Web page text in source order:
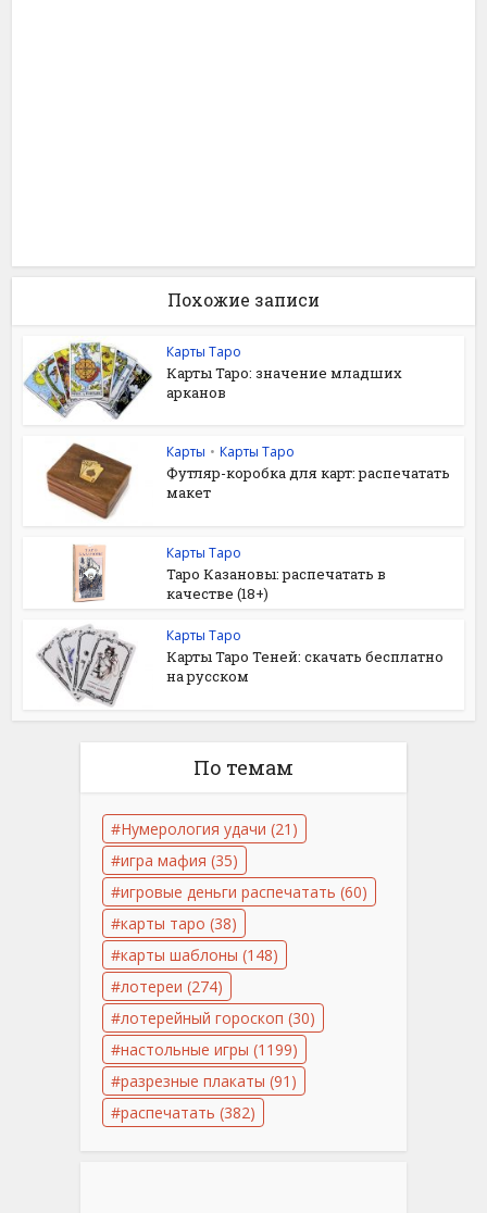
Похожие записи
Карты Таро
Карты Таро: значение младших
арканов
Карты • Карты Таро
Футляр-коробка для карт: распечатать
макет
Карты Таро
Таро Казановы: распечатать в
качестве (18+)
Карты Таро
Карты Таро Теней: скачать бесплатно
на русском
По темам
Нумерология удачи (21)
игра мафия (35)
игровые деньги распечатать (60)
карты таро (38)
карты шаблоны (148)
лотереи (274)
лотерейный гороскоп (30)
настольные игры (1199)
разрезные плакаты (91)
распечатать (382)